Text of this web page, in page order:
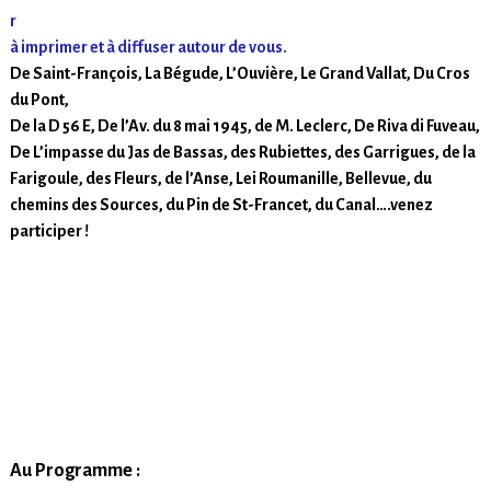
r
à imprimer et à diffuser autour de vous.
De Saint-François, La Bégude, L’Ouvière, Le Grand Vallat, Du Cros
du Pont,
De la D 56 E, De l’Av. du 8 mai 1945, de M. Leclerc, De Riva di Fuveau,
De L’impasse du Jas de Bassas, des Rubiettes, des Garrigues, de la
Farigoule, des Fleurs, de l’Anse, Lei Roumanille, Bellevue, du
chemins des Sources, du Pin de St-Francet, du Canal….venez
participer !
Au Programme :